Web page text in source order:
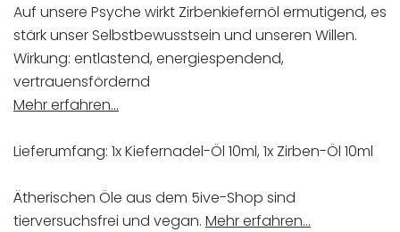
Auf unsere Psyche wirkt Zirbenkiefernöl ermutigend, es
stärk unser Selbstbewusstsein und unseren Willen.
Wirkung: entlastend, energiespendend,
vertrauensfördernd
Mehr erfahren…
Lieferumfang: 1x Kiefernadel-Öl 10ml, 1x Zirben-Öl 10ml
Ätherischen Öle aus dem 5ive-Shop sind
tierversuchsfrei und vegan. Mehr erfahren…